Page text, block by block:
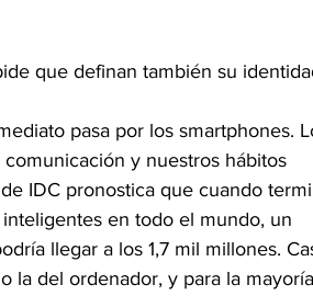
que definan también su
pasa por los smartphones.
y nuestros hábitos
IDC pronostica que cuando
en todo el mundo, un
llegar a los 1,7 mil millones.
la del ordenador, y para la mayoría